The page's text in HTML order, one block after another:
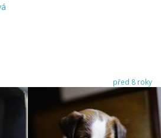
před 8 roky